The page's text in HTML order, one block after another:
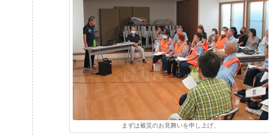
まずは被災のお見舞いを申し上げ、